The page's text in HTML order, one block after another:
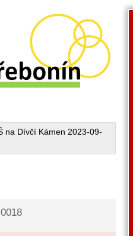
na Dívčí Kámen 2023-09-